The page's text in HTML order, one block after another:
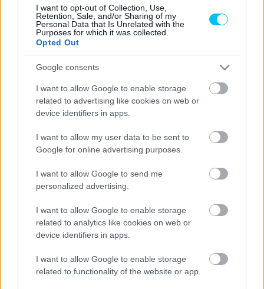
I want to opt-out of Collection, Use,
Retention, Sale, and/or Sharing of my
Personal Data that Is Unrelated with the
Purposes for which it was collected.
Opted Out
Google consents
I want to allow Google to enable storage
related to advertising like cookies on web or
device identifiers in apps.
I want to allow my user data to be sent to
Google for online advertising purposes.
I want to allow Google to send me
personalized advertising.
I want to allow Google to enable storage
related to analytics like cookies on web or
device identifiers in apps.
I want to allow Google to enable storage
related to functionality of the website or app.
Ducati, hogy kivárt. Sokan talán azt hitték, hogy már meg
is van Jorge Martín szerződése 2023-ra.„
Bastianini idén már három futamot is nyert, és hatodik
összetettben. Jorge Martín összesen két dobogót tud
felmutatni 2022-ből és csak kilencedik összetettben.
Ezek az eredmények azt mutatják, hogy Enea egyszerűen
jobb szezont fut, mint Jorge. Három versenyt nyert, és
sokkal előrébb van nála a tabellán is. Sportszempontból
ez egy teljesen logikus döntés volt. A világon mindenki
azt hitte, hogy Jorge van előnyben ezért az ülésért, de
megváltoztak a dolgok. Azt gondolom, ez pedig kizárólag
Jorgén múlt. A tavalyi szezon után tényleg inkább úgy
Bastianini miatt kisebb krízisbe is került. Ötször nullázott!